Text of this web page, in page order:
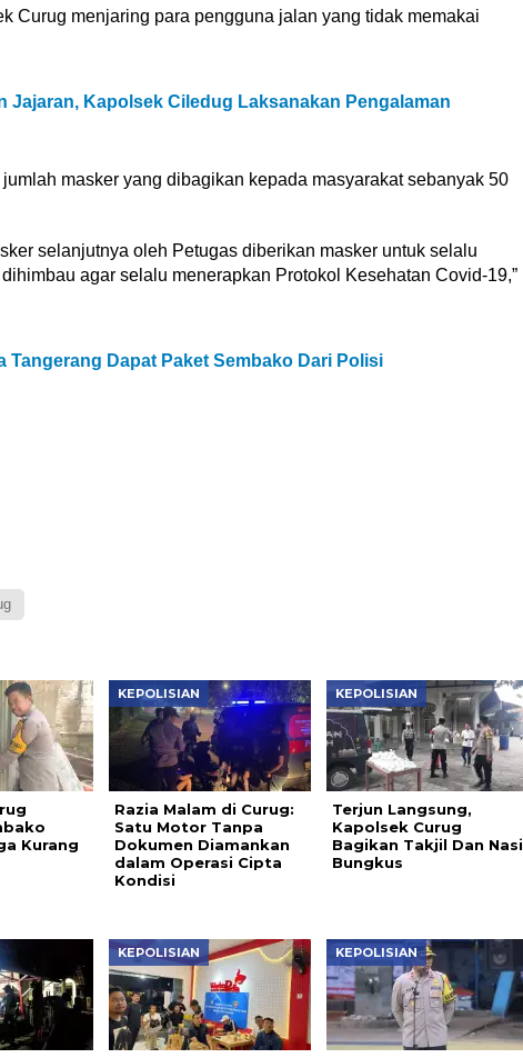
Curug menjaring para pengguna jalan yang tidak memakai
Jajaran, Kapolsek Ciledug Laksanakan Pengalaman
masker yang dibagikan kepada masyarakat sebanyak 50
selanjutnya oleh Petugas diberikan masker untuk selalu
agar selalu menerapkan Protokol Kesehatan Covid-19,”
Dapat Paket Sembako Dari Polisi
Kurang
KEPOLISIAN
Razia Malam di Curug:
Satu Motor Tanpa
Dokumen Diamankan
dalam Operasi Cipta
Kondisi
KEPOLISIAN
Terjun Langsung,
Kapolsek Curug
Bagikan Takjil Dan Nasi
Bungkus
KEPOLISIAN KEPOLISIAN